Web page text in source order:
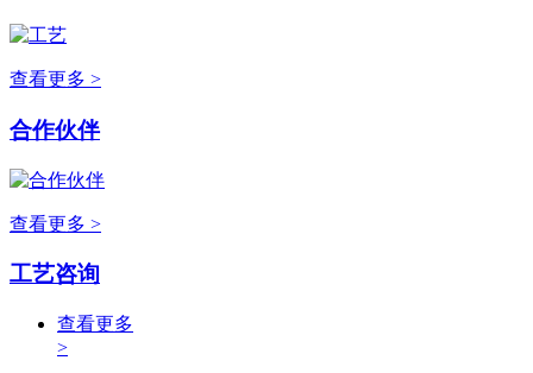
查看更多 >
合作伙伴
查看更多 >
工艺咨询
查看更多
>